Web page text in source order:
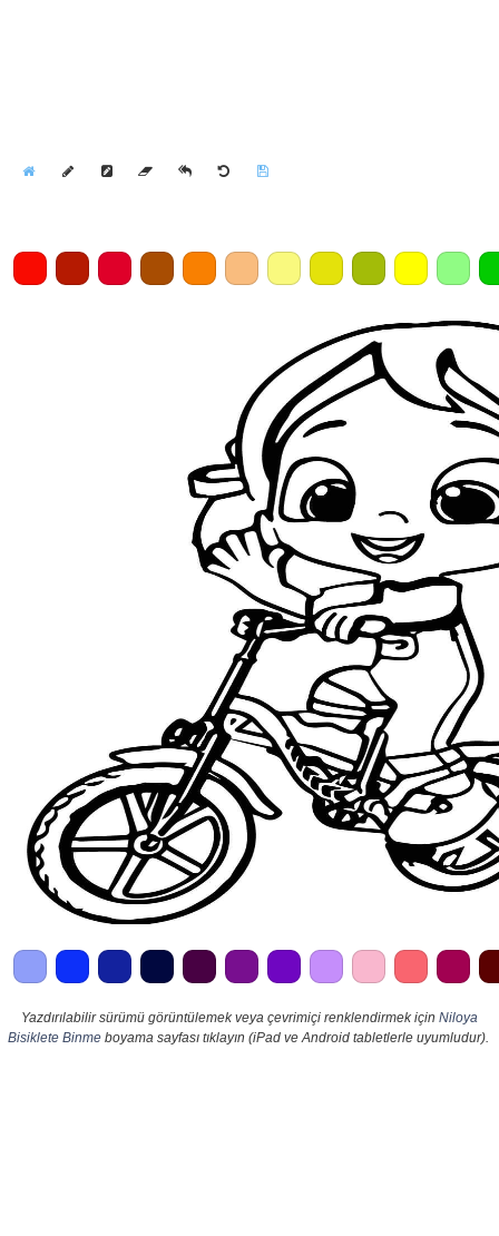
Yazdırılabilir sürümü görüntülemek veya çevrimiçi renklendirmek için Niloya
Bisiklete Binmeboyama sayfası tıklayın (iPad ve Android tabletlerle uyumludur).